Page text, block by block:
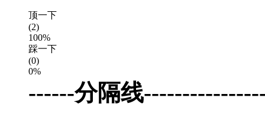
顶一下
(2)
100%
踩一下
(0)
0%
------分隔线